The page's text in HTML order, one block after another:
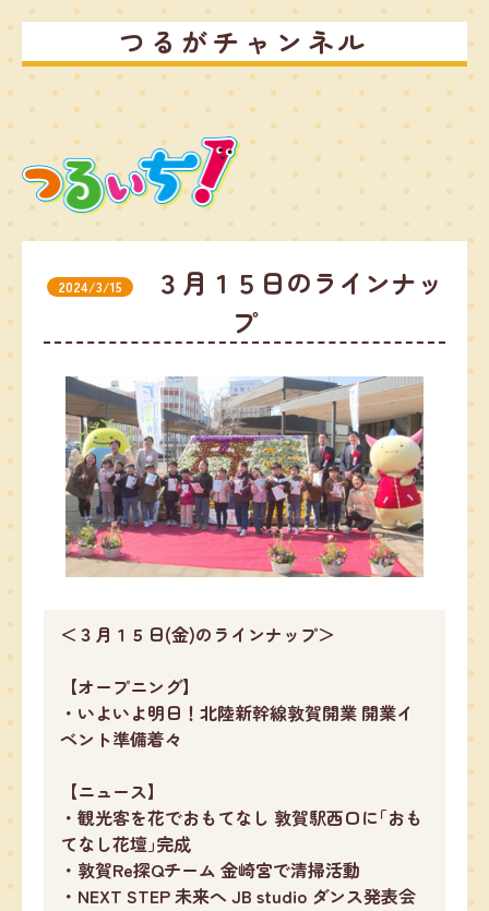
つるがチャンネル
2024/3/15
３月１５日のラインナッ
プ
＜３月１５日(金)のラインナップ＞
【オープニング】
・いよいよ明日！北陸新幹線敦賀開業 開業イ
ベント準備着々
【ニュース】
・観光客を花でおもてなし 敦賀駅西口に｢おも
てなし花壇｣完成
・敦賀Re探Qチーム 金崎宮で清掃活動
・NEXT STEP 未来へ JB studio ダンス発表会